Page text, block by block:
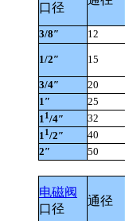
口径
3/8″
12
1/2″ 15
3/4″ 20
1″ 25
11/4″ 32
11/2″ 40
2″
50
电磁阀
口径
通径